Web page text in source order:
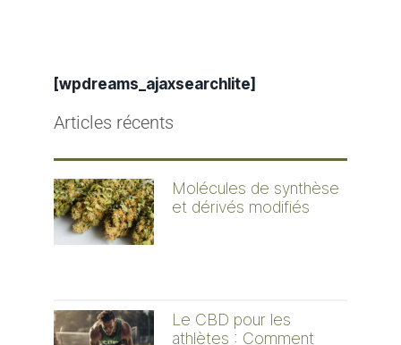
[wpdreams_ajaxsearchlite]
Articles récents
Molécules de synthèse
et dérivés modifiés
Le CBD pour les
athlètes : Comment